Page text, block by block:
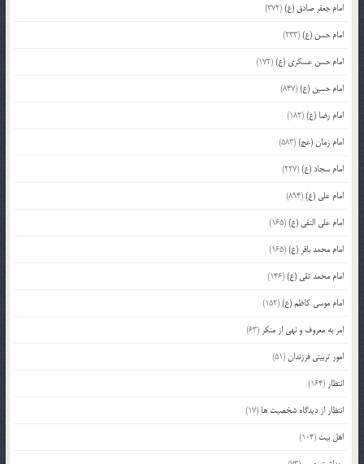
امام جعفر صادق (ع)(372)
امام حسن (ع)(233)
امام حسن عسکری (ع)(172)
امام حسین (ع)(847)
امام رضا (ع)(182)
امام زمان (عج)(583)
امام سجاد (ع)(227)
امام علی (ع)(894)
امام علی النقی (ع)(165)
امام محمد باقر (ع)(165)
امام محمد تقی (ع)(146)
امام موسی کاظم (ع)(152)
امر به معروف و نهی از منکر (63)
امور تربیتی فرزندان(51)
انتظار (164)
انتظار از دیدگاه شخصیت ها (17)
اهل بیت (104)